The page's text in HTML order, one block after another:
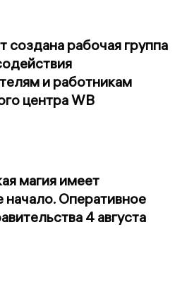
создана рабочая группа
и работникам
центра WB
магия имеет
начало. Оперативное
4 августа